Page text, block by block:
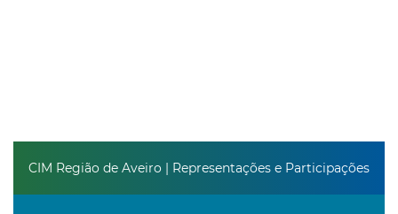
CIM Região de Aveiro | Representações e Participações